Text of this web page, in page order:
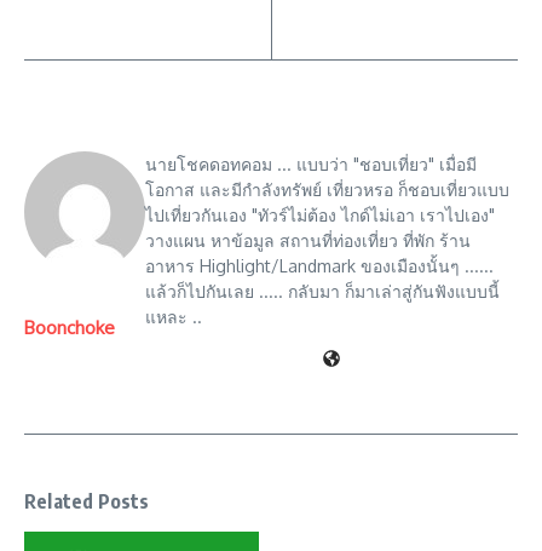
Boonchoke
นายโชคดอทคอม ... แบบว่า "ชอบเที่ยว" เมื่อมี
โอกาส และมีกำลังทรัพย์ เที่ยวหรอ ก็ชอบเที่ยวแบบ
ไปเที่ยวกันเอง "ทัวร์ไม่ต้อง ไกด์ไม่เอา เราไปเอง"
วางแผน หาข้อมูล สถานที่ท่องเที่ยว ที่พัก ร้าน
อาหาร Highlight/Landmark ของเมืองนั้นๆ ......
แล้วก็ไปกันเลย ..... กลับมา ก็มาเล่าสู่กันฟังแบบนี้
แหละ ..
Related Posts